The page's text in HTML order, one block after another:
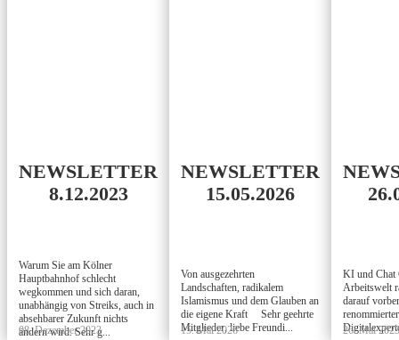
NEWSLETTER
8.12.2023
Warum Sie am Kölner
Hauptbahnhof schlecht
wegkommen und sich daran,
unabhängig von Streiks, auch in
absehbarer Zukunft nichts
ändern wird. Sehr g...
08. Dezember 2023
NEWSLETTER
15.05.2026
Von ausgezehrten
Landschaften, radikalem
Islamismus und dem Glauben an
die eigene Kraft Sehr geehrte
Mitglieder, liebe Freundi...
15. Mai 2026
KI und Chat
Arbeitswelt
darauf
26. Mai 2023